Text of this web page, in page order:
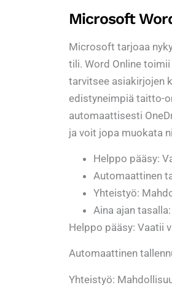
Microsoft
Microsoft tarjoaa
tili. Word Online
tarvitsee asiakirjojen
edistyneimpiä taitto-
automaattisesti
ja voit jopa muokata
Helppo pääsy:
Automaattinen
Yhteistyö:
Aina ajan
Helppo pääsy: Vaatii
Automaattinen
Yhteistyö: